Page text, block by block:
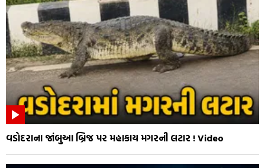
વડોદરાના જાંબુઆ બ્રિજ પર મહાકાય મગરની લટાર ! Video